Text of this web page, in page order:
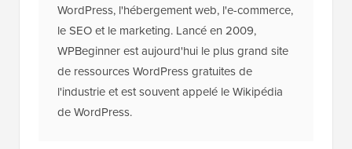
WordPress, l'hébergement web, l'e-commerce,
le SEO et le marketing. Lancé en 2009,
WPBeginner est aujourd'hui le plus grand site
de ressources WordPress gratuites de
l'industrie et est souvent appelé le Wikipédia
de WordPress.